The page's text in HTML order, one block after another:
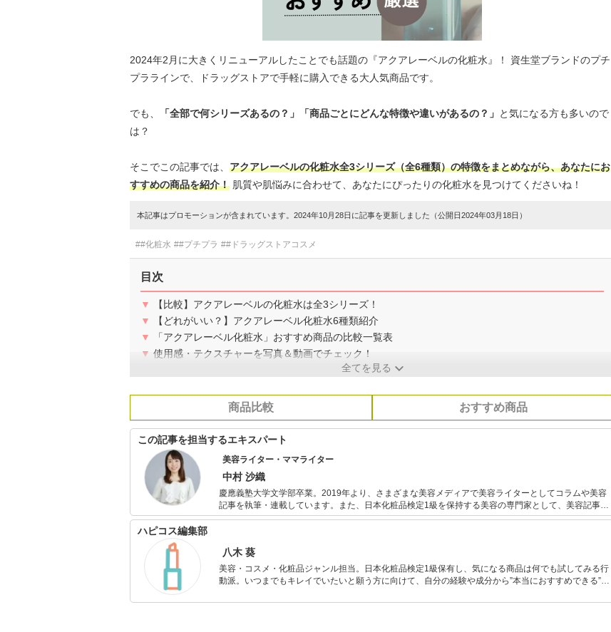
2024年2月に大きくリニューアルしたことでも話題の『アクアレーベルの化粧水』！ 資生堂ブランドのプチ
プララインで、ドラッグストアで手軽に購入できる大人気商品です。
でも、 「全部で何シリーズあるの？」「商品ごとにどんな特徴や違いがあるの？」 と気になる方も多いので
は？
そこでこの記事では、 アクアレーベルの化粧水全3シリーズ（全6種類）の特徴をまとめながら、あなたにお
すすめの商品を紹介！ 肌質や肌悩みに合わせて、あなたにぴったりの化粧水を見つけてくださいね！
本記事はプロモーションが含まれています。2024年10月28日に記事を更新しました（公開日2024年03月18日）
##化粧水 ##プチプラ ##ドラッグストアコスメ
目次
▼
【比較】アクアレーベルの化粧水は全3シリーズ！
▼
【どれがいい？】アクアレーベル化粧水6種類紹介
▼
「アクアレーベル化粧水」おすすめ商品の比較一覧表
▼ 使用感・テクスチャーを写真＆動画でチェック！
全てを見る
商品比較 おすすめ商品
この記事を担当するエキスパート
美容ライター・ママライター
中村 沙織
慶應義塾大学文学部卒業。2019年より、さまざまな美容メディアで美容ライターとしてコラムや美容
記事を執筆・連載しています。また、日本化粧品検定1級を保持する美容の専門家として、美容記事の
監修にも携わっています。さらに、自身で美容サイトを運営し、自身の経験をもとにした「丁寧で優
ハピコス編集部
八木 葵
美容・コスメ・化粧品ジャンル担当。日本化粧品検定1級保有し、気になる商品は何でも試してみる行
動派。いつまでもキレイでいたいと願う方に向けて、自分の経験や成分から”本当におすすめできる”も